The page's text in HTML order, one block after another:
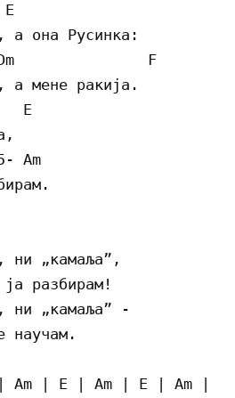
а она Русинка:
F
а мене ракија.
E
Am
ни „камаља”,
разбирам!
ни „камаља” -
научам.
Am | E | Am | E | Am | E